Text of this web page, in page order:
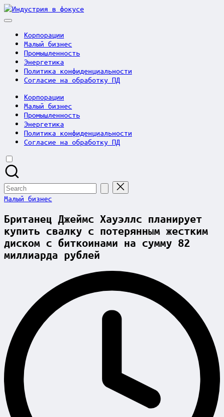
Skip
to
Индустрия
Корпорации
Малый бизнес
Промышленность
Энергетика
Политика конфиденциальности
Согласие на обработку ПД
Корпорации
Малый бизнес
Промышленность
Энергетика
Политика конфиденциальности
Согласие на обработку ПД
Search
for:
Posted
Малый бизнес
Британец Джеймс Хауэллс планирует
купить свалку с потерянным жестким
диском с биткоинами на сумму 82
миллиарда рублей